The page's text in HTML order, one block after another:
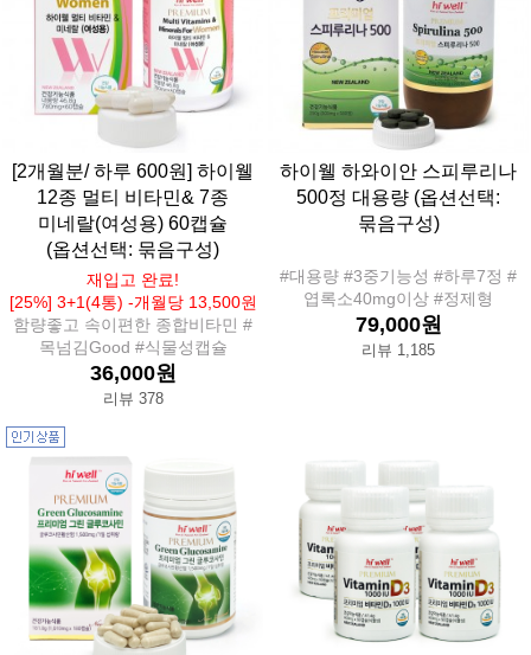
[2개월분/ 하루 600원] 하이웰
12종 멀티 비타민& 7종
미네랄(여성용) 60캡슐
(옵션선택: 묶음구성)
재입고 완료!
[25%] 3+1(4통) -개월당 13,500원
함량좋고 속이편한 종합비타민 #
목넘김Good #식물성캡슐
36,000원
리뷰 378
하이웰 하와이안 스피루리나
500정 대용량 (옵션선택:
묶음구성)
#대용량 #3중기능성 #하루7정 #
엽록소40mg이상 #정제형
79,000원
리뷰 1,185